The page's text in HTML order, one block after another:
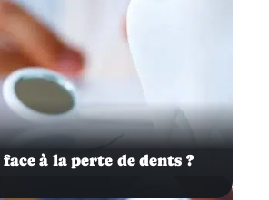
à la perte de dents ?